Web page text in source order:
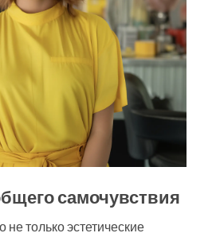
самочувствия
только эстетические